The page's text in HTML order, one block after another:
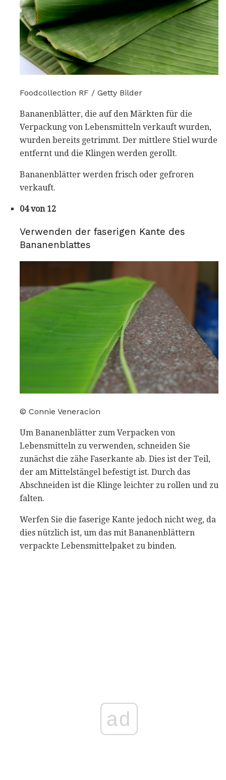
Foodcollection RF / Getty Bilder
Bananenblätter, die auf den Märkten für die
Verpackung von Lebensmitteln verkauft wurden,
wurden bereits getrimmt. Der mittlere Stiel wurde
entfernt und die Klingen werden gerollt.
Bananenblätter werden frisch oder gefroren
verkauft.
04 von 12
Verwenden der faserigen Kante des
Bananenblattes
© Connie Veneracion
Um Bananenblätter zum Verpacken von
Lebensmitteln zu verwenden, schneiden Sie
zunächst die zähe Faserkante ab. Dies ist der Teil,
der am Mittelstängel befestigt ist. Durch das
Abschneiden ist die Klinge leichter zu rollen und zu
falten.
Werfen Sie die faserige Kante jedoch nicht weg, da
dies nützlich ist, um das mit Bananenblättern
verpackte Lebensmittelpaket zu binden.
ad